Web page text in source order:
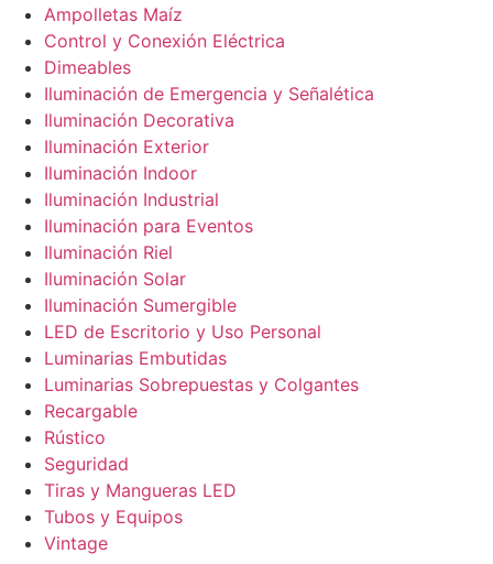
Ampolletas Maíz
Control y Conexión Eléctrica
Dimeables
Iluminación de Emergencia y Señalética
Iluminación Decorativa
Iluminación Exterior
Iluminación Indoor
Iluminación Industrial
Iluminación para Eventos
Iluminación Riel
Iluminación Solar
Iluminación Sumergible
LED de Escritorio y Uso Personal
Luminarias Embutidas
Luminarias Sobrepuestas y Colgantes
Recargable
Rústico
Seguridad
Tiras y Mangueras LED
Tubos y Equipos
Vintage